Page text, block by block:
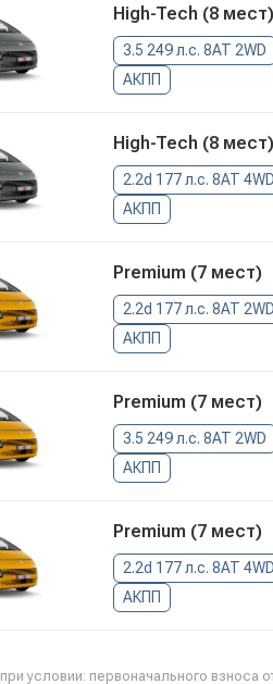
High-Tech (8 мест)
3.5 249 л.с. 8AT 2WD
АКПП
High-Tech (8 мест)
2.2d 177 л.с. 8AT 4WD
АКПП
Premium (7 мест)
2.2d 177 л.с. 8AT 2WD
АКПП
Premium (7 мест)
3.5 249 л.с. 8AT 2WD
АКПП
Premium (7 мест)
2.2d 177 л.с. 8AT 4WD
АКПП
при условии: первоначального взноса